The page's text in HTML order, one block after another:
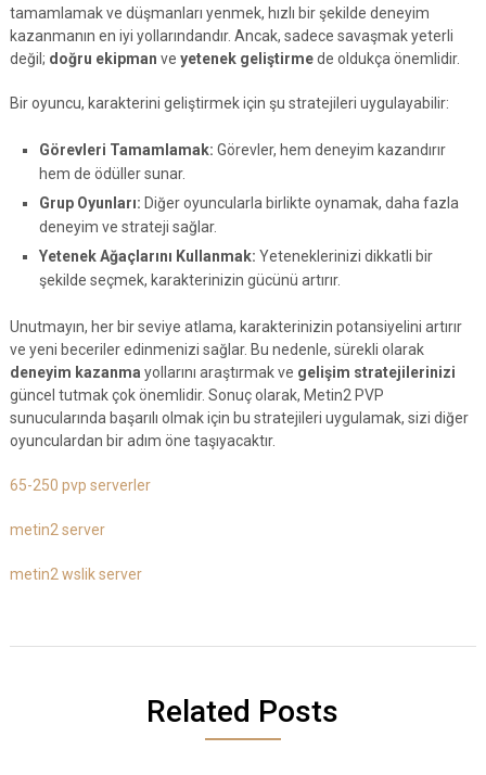
tamamlamak ve düşmanları yenmek, hızlı bir şekilde deneyim
kazanmanın en iyi yollarındandır. Ancak, sadece savaşmak yeterli
değil; doğru ekipman ve yetenek geliştirmede oldukça önemlidir.
Bir oyuncu, karakterini geliştirmek için şu stratejileri uygulayabilir:
Görevleri Tamamlamak: Görevler, hem deneyim kazandırır
hem de ödüller sunar.
Grup Oyunları: Diğer oyuncularla birlikte oynamak, daha fazla
deneyim ve strateji sağlar.
Yetenek Ağaçlarını Kullanmak: Yeteneklerinizi dikkatli bir
şekilde seçmek, karakterinizin gücünü artırır.
Unutmayın, her bir seviye atlama, karakterinizin potansiyelini artırır
ve yeni beceriler edinmenizi sağlar. Bu nedenle, sürekli olarak
deneyim kazanma yollarını araştırmak ve gelişim stratejilerinizi
güncel tutmak çok önemlidir. Sonuç olarak, Metin2 PVP
sunucularında başarılı olmak için bu stratejileri uygulamak, sizi diğer
oyunculardan bir adım öne taşıyacaktır.
65-250 pvp serverler
metin2 server
metin2 wslik server
Related Posts